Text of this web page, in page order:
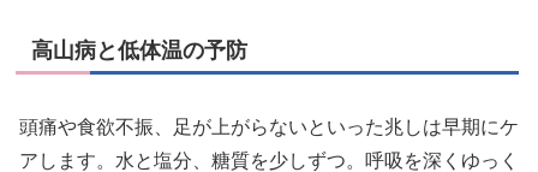
高山病と低体温の予防
頭痛や食欲不振、足が上がらないといった兆しは早期にケ
アします。水と塩分、糖質を少しずつ。呼吸を深くゆっく